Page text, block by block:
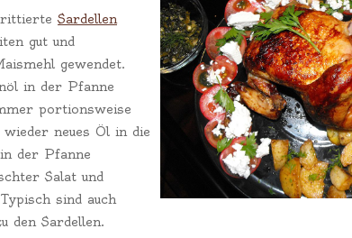
frittierteSardellen
gut und
gewendet.
in der Pfanne
portionsweise
neues Öl in die
der Pfanne
Salat und
sind auch
den Sardellen.